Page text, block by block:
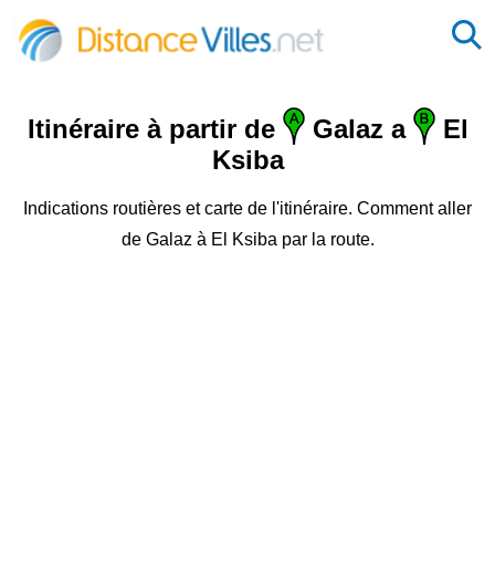
Itinéraire à partir de Galaz a
El
Ksiba
Indications routières et carte de l'itinéraire. Comment aller
de Galaz à El Ksiba par la route.